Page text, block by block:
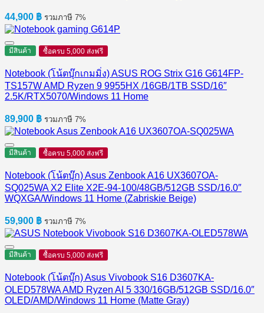
44,900 ฿ รวมภาษี 7%
มีสินค้า ซื้อครบ 5,000 ส่งฟรี
Notebook (โน้ตบุ๊กเกมมิ่ง) ASUS ROG Strix G16 G614FP-
TS157W AMD Ryzen 9 9955HX /16GB/1TB SSD/16″
2.5K/RTX5070/Windows 11 Home
89,900 ฿ รวมภาษี 7%
มีสินค้า ซื้อครบ 5,000 ส่งฟรี
Notebook (โน้ตบุ๊ก) Asus Zenbook A16 UX3607OA-
SQ025WA X2 Elite X2E-94-100/48GB/512GB SSD/16.0″
WQXGA/Windows 11 Home (Zabriskie Beige)
59,900 ฿ รวมภาษี 7%
มีสินค้า ซื้อครบ 5,000 ส่งฟรี
Notebook (โน้ตบุ๊ก) Asus Vivobook S16 D3607KA-
OLED578WA AMD Ryzen AI 5 330/16GB/512GB SSD/16.0″
OLED/AMD/Windows 11 Home (Matte Gray)